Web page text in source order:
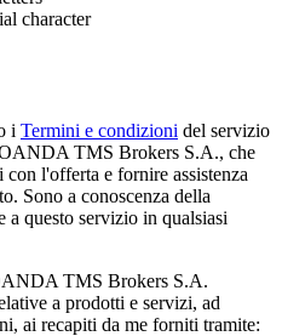
character
i Termini e condizioni del servizio
TMS Brokers S.A., che
con l'offerta e fornire assistenza
Sono a conoscenza della
questo servizio in qualsiasi
TMS Brokers S.A.
a prodotti e servizi, ad
ai recapiti da me forniti tramite: